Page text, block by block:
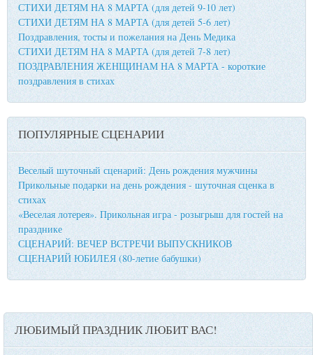
СТИХИ ДЕТЯМ НА 8 МАРТА (для детей 9-10 лет)
СТИХИ ДЕТЯМ НА 8 МАРТА (для детей 5-6 лет)
Поздравления, тосты и пожелания на День Медика
СТИХИ ДЕТЯМ НА 8 МАРТА (для детей 7-8 лет)
ПОЗДРАВЛЕНИЯ ЖЕНЩИНАМ НА 8 МАРТА - короткие
поздравления в стихах
ПОПУЛЯРНЫЕ СЦЕНАРИИ
Веселый шуточный сценарий: День рождения мужчины
Прикольные подарки на день рождения - шуточная сценка в
стихах
«Веселая лотерея». Прикольная игра - розыгрыш для гостей на
празднике
СЦЕНАРИЙ: ВЕЧЕР ВСТРЕЧИ ВЫПУСКНИКОВ
СЦЕНАРИЙ ЮБИЛЕЯ (80-летие бабушки)
ЛЮБИМЫЙ ПРАЗДНИК ЛЮБИТ ВАС!